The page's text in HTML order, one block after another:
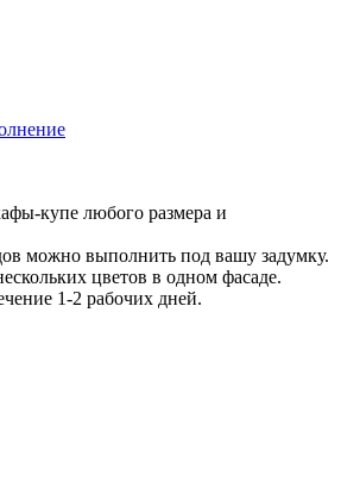
купе любого размера и
можно выполнить под вашу задумку.
цветов в одном фасаде.
1-2 рабочих дней.